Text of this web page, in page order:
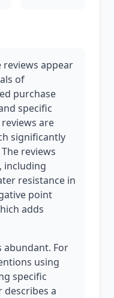
appear
of
purchase
specific
are
significantly
reviews
including
resistance in
point
adds
abundant. For
using
specific
describes a